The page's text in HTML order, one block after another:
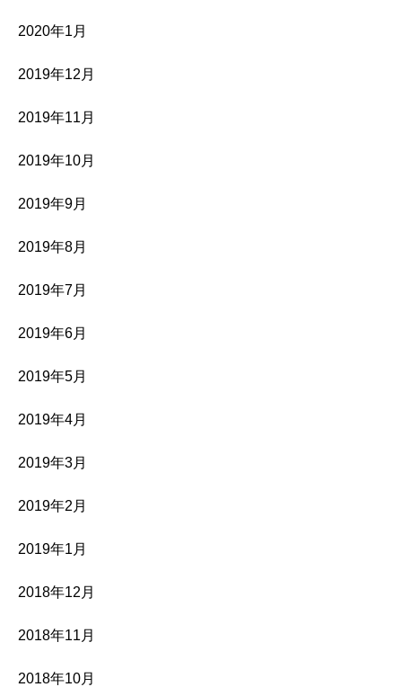
2020年1月
2019年12月
2019年11月
2019年10月
2019年9月
2019年8月
2019年7月
2019年6月
2019年5月
2019年4月
2019年3月
2019年2月
2019年1月
2018年12月
2018年11月
2018年10月